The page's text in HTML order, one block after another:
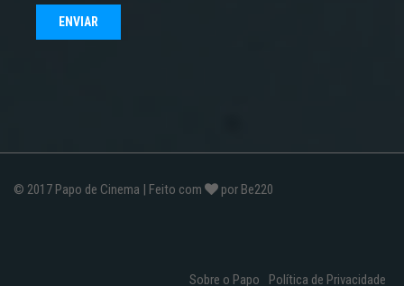
© 2017 Papo de Cinema | Feito com por Be220
Sobre o Papo Política de Privacidade